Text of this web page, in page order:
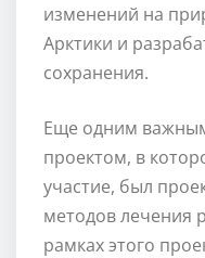
изменений на
Арктики и
сохранения.
Еще одним
проектом, в
участие, был
методов лечения
рамках этого